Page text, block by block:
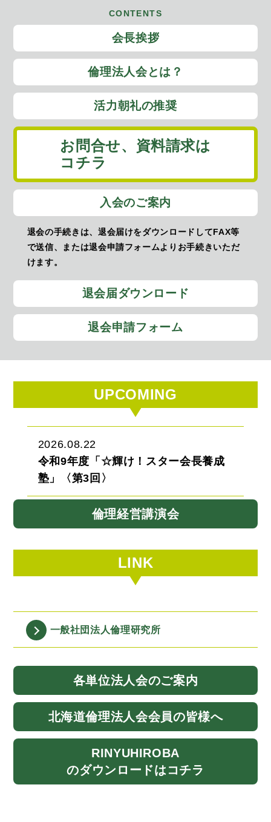
CONTENTS
会長挨拶
倫理法人会とは？
活力朝礼の推奨
お問合せ、 資料請求は
コチラ
入会のご案内
退会の手続きは、退会届けをダウンロードしてFAX等
で送信、または退会申請フォームよりお手続きいただ
けます。
退会届ダウンロード
退会申請フォーム
UPCOMING
2026.08.22
令和9年度「☆輝け！スター会長養成
塾」〈第3回〉
倫理経営講演会
LINK
一般社団法人倫理研究所
各単位法人会のご案内
北海道倫理法人会会員の皆様へ
RINYUHIROBA
のダウンロードはコチラ